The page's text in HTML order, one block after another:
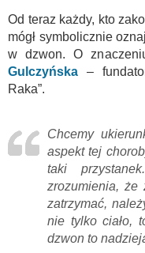
Od teraz każdy, kto
mógł symbolicznie
w dzwon. O
Gulczyńska –
Raka”.
Chcemy
aspekt tej
taki
zrozumienia,
zatrzymać,
nie tylko ciało,
dzwon to